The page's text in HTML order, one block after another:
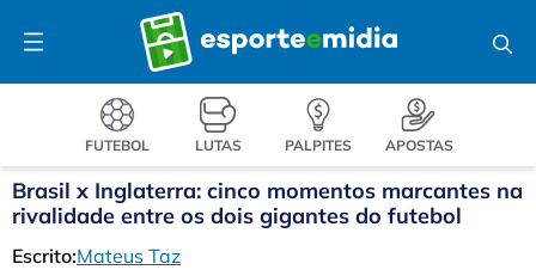
para
o
Menu
FUTEBOL LUTAS PALPITES APOSTAS
Brasil x Inglaterra: cinco momentos marcantes na
rivalidade entre os dois gigantes do futebol
Escrito:Mateus Taz